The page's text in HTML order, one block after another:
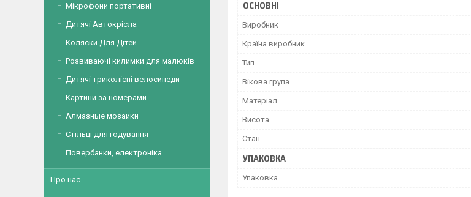
ОСНОВНІ
Виробник
Країна виробник
Тип
Вікова група
Матеріал
Висота
Стан
УПАКОВКА
Упаковка
Мікрофони портативні
Дитячі Автокрісла
Коляски Для Дітей
Розвиваючі килимки для малюків
Дитячі триколісні велосипеди
Картини за номерами
Алмазные мозаики
Стільці для годування
Повербанки, електроніка
Про нас